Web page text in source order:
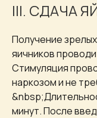
III. СДАЧА
Получение
яичников
Стимуляция
наркозом и не
минут. После